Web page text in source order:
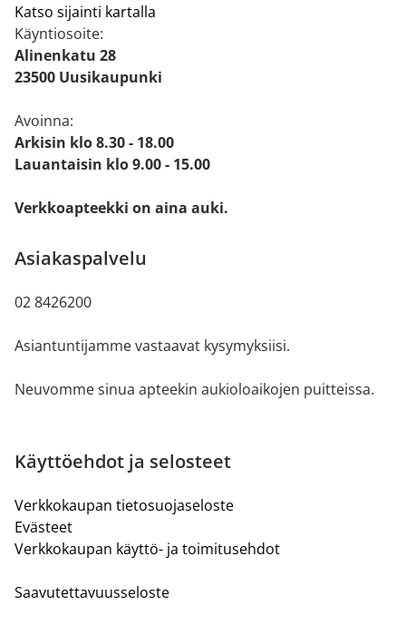
Katso sijainti kartalla
Käyntiosoite:
Alinenkatu 28
23500 Uusikaupunki
Avoinna:
Arkisin klo 8.30 - 18.00
Lauantaisin klo 9.00 - 15.00
Verkkoapteekki on aina auki.
Asiakaspalvelu
02 8426200
Asiantuntijamme vastaavat kysymyksiisi.
Neuvomme sinua apteekin aukioloaikojen puitteissa.
Käyttöehdot ja selosteet
Verkkokaupan tietosuojaseloste
Evästeet
Verkkokaupan käyttö- ja toimitusehdot
Saavutettavuusseloste